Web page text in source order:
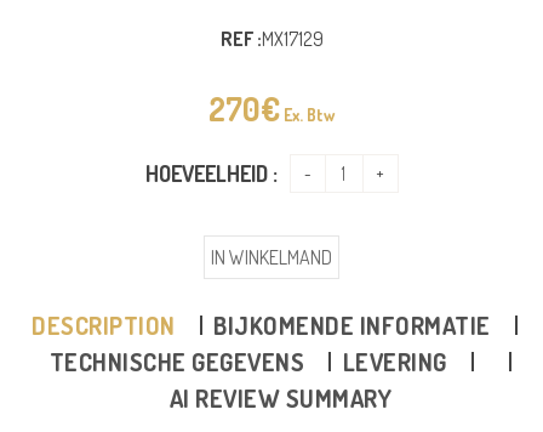
REF :MX17129
270€ Ex. Btw
HOEVEELHEID :
IN WINKELMAND
DESCRIPTION
BIJKOMENDE INFORMATIE
TECHNISCHE GEGEVENS
LEVERING
AI REVIEW SUMMARY